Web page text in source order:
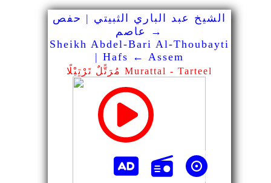
الشيخ عبد الباري الثبيتي | حفص
→ عاصم
Sheikh Abdel-Bari Al-Thoubayti
| Hafs ← Assem
مُرَتًّلٌ تَرْتِيْلًا Murattal - Tarteel